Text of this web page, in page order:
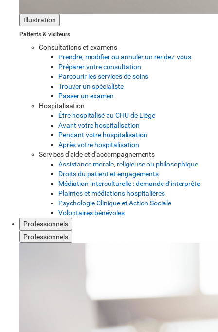
Illustration
Patients & visiteurs
Consultations et examens
Prendre, modifier ou annuler un rendez-vous
Préparer votre consultation
Parcourir les services de soins
Trouver un spécialiste
Passer un examen
Hospitalisation
Être hospitalisé au CHU de Liège
Avant votre hospitalisation
Pendant votre hospitalisation
Après votre hospitalisation
Services d'aide et d'accompagnements
Assistance morale, religieuse ou philosophique
Droits du patient et engagements
Médiation Interculturelle : demande d’interprète
Plaintes et médiations hospitalières
Psychologie Clinique et Action Sociale
Volontaires bénévoles
Professionnels
Professionnels